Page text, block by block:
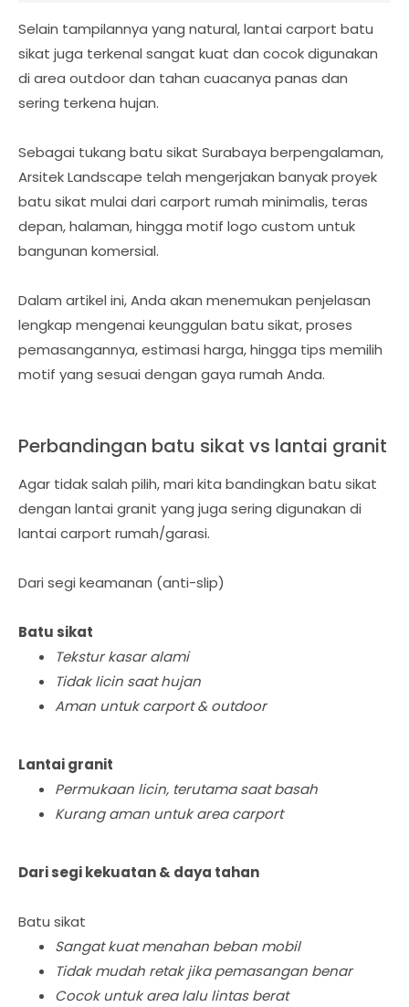
Selain tampilannya yang natural, lantai carport batu
sikat juga terkenal sangat kuat dan cocok digunakan
di area outdoor dan tahan cuacanya panas dan
sering terkena hujan.
Sebagai tukang batu sikat Surabaya berpengalaman,
Arsitek Landscape telah mengerjakan banyak proyek
batu sikat mulai dari carport rumah minimalis, teras
depan, halaman, hingga motif logo custom untuk
bangunan komersial.
Dalam artikel ini, Anda akan menemukan penjelasan
lengkap mengenai keunggulan batu sikat, proses
pemasangannya, estimasi harga, hingga tips memilih
motif yang sesuai dengan gaya rumah Anda.
Perbandingan batu sikat vs lantai granit
Agar tidak salah pilih, mari kita bandingkan batu sikat
dengan lantai granit yang juga sering digunakan di
lantai carport rumah/garasi.
Dari segi keamanan (anti-slip)
Batu sikat
Tekstur kasar alami
Tidak licin saat hujan
Aman untuk carport & outdoor
Lantai granit
Permukaan licin, terutama saat basah
Kurang aman untuk area carport
Dari segi kekuatan & daya tahan
Batu sikat
Sangat kuat menahan beban mobil
Tidak mudah retak jika pemasangan benar
Cocok untuk area lalu lintas berat